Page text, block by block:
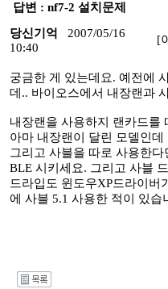
답변 : nf7-2 설치문제
당신기억
2007/05/16
10:40
[
궁금한 게 있는데요. 예전에
데.. 바이오스에서 내장랜과
내장랜을 사용하지 랜카드를
아마 내장랜이 달린 모델인
그리고 사블을 따로 사용한
BLE 시키세요. 그리고 사블
드라입도 윈도우XP드라이버
에 사블 5.1 사용한 적이 있습